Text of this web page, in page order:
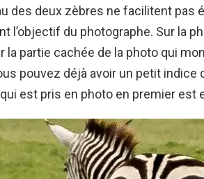
des deux zèbres ne facilitent pas
l’objectif du photographe. Sur la
la partie cachée de la photo qui
pouvez déjà avoir un petit indice
qui est pris en photo en premier